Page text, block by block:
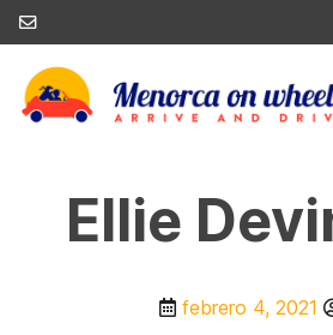
Ellie
febrero 4, 2021